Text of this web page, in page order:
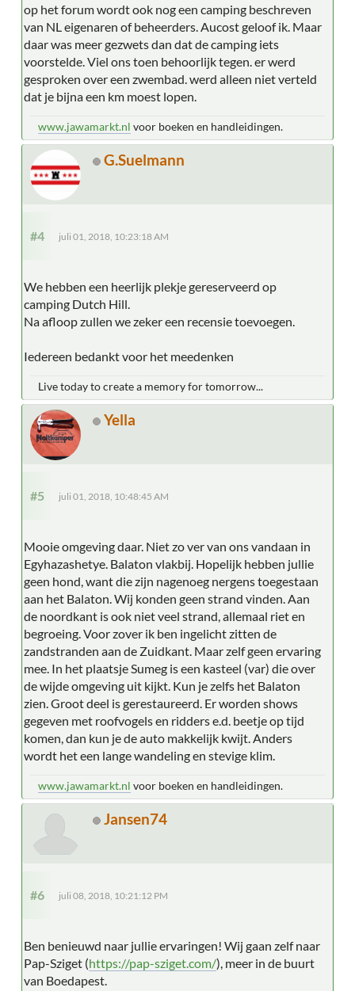
op het forum wordt ook nog een camping beschreven
van NL eigenaren of beheerders. Aucost geloof ik. Maar
daar was meer gezwets dan dat de camping iets
voorstelde. Viel ons toen behoorlijk tegen. er werd
gesproken over een zwembad. werd alleen niet verteld
dat je bijna een km moest lopen.
www.jawamarkt.nl voor boeken en handleidingen.
G.Suelmann
#4 juli 01, 2018, 10:23:18 AM
We hebben een heerlijk plekje gereserveerd op
camping Dutch Hill.
Na afloop zullen we zeker een recensie toevoegen.
Iedereen bedankt voor het meedenken
Live today to create a memory for tomorrow...
Yella
#5 juli 01, 2018, 10:48:45 AM
Mooie omgeving daar. Niet zo ver van ons vandaan in
Egyhazashetye. Balaton vlakbij. Hopelijk hebben jullie
geen hond, want die zijn nagenoeg nergens toegestaan
aan het Balaton. Wij konden geen strand vinden. Aan
de noordkant is ook niet veel strand, allemaal riet en
begroeing. Voor zover ik ben ingelicht zitten de
zandstranden aan de Zuidkant. Maar zelf geen ervaring
mee. In het plaatsje Sumeg is een kasteel (var) die over
de wijde omgeving uit kijkt. Kun je zelfs het Balaton
zien. Groot deel is gerestaureerd. Er worden shows
gegeven met roofvogels en ridders e.d. beetje op tijd
komen, dan kun je de auto makkelijk kwijt. Anders
wordt het een lange wandeling en stevige klim.
www.jawamarkt.nl voor boeken en handleidingen.
Jansen74
#6 juli 08, 2018, 10:21:12 PM
Ben benieuwd naar jullie ervaringen! Wij gaan zelf naar
Pap-Sziget (https://pap-sziget.com/), meer in de buurt
van Boedapest.